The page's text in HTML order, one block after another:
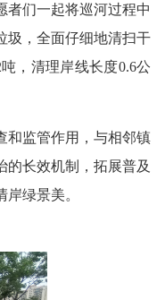
们一起将巡河过程中
圾，全面仔细地清扫干
，清理岸线长度0.6公
监管作用，与相邻镇
的长效机制，拓展普及
绿景美。